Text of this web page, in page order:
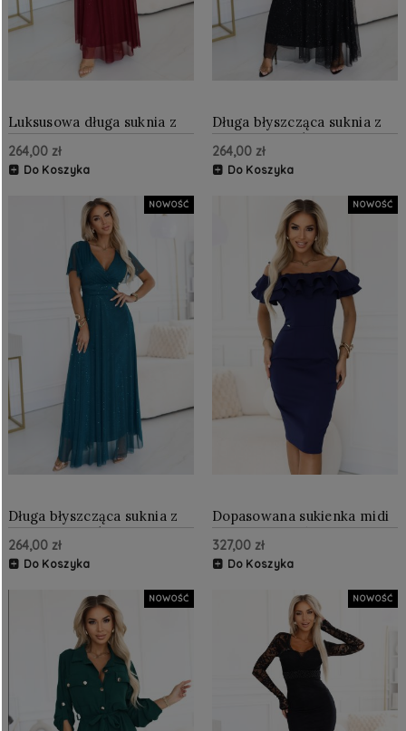
Luksusowa długa suknia z
brokatowym akcentem i
szykowną linią Bordowa
264,00 zł
Do Koszyka
Długa błyszcząca suknia z
dekoltem i krótkim
rękawkiem Czarna
264,00 zł
Do Koszyka
Długa błyszcząca suknia z
dekoltem i krótkim
rękawkiem Zieleń
Butelkowa
264,00 zł
Do Koszyka
NOWOŚĆ
Dopasowana sukienka midi
w stylu hiszpańskim
Granatowa
327,00 zł
Do Koszyka
NOWOŚĆ
NOWOŚĆ NOWOŚĆ